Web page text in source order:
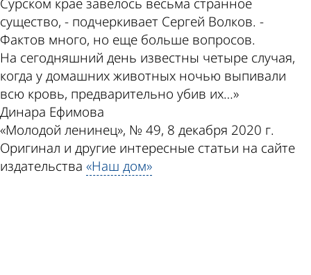
существо, - подчеркивает Сергей Волков. -
Фактов много, но еще больше вопросов.
На сегодняшний день известны четыре случая,
когда у домашних животных ночью выпивали
всю кровь, предварительно убив их…»
Динара Ефимова
«Молодой ленинец», № 49, 8 декабря 2020 г.
Оригинал и другие интересные статьи на сайте
издательства «Наш дом»